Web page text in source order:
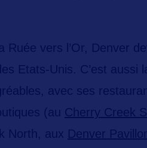
Ruée vers l’Or, Denver
Etats-Unis. C’est aussi
avec ses
(au Cherry Creek
North, aux Denver